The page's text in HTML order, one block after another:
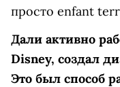
просто enfant
Дали активно
Disney, создал
Это был способ